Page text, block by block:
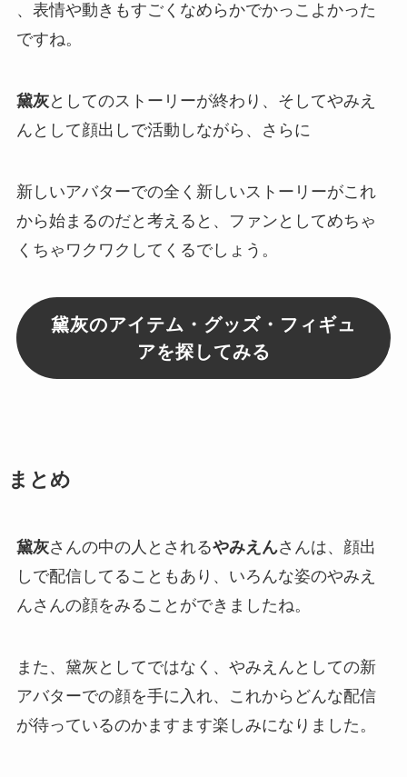
、表情や動きもすごくなめらかでかっこよかった
ですね。
黛灰としてのストーリーが終わり、そしてやみえ
んとして顔出しで活動 しながら、さらに
新しいアバターでの全く新しいストーリーがこれ
から始まるのだと考えると、ファンとしてめちゃ
くちゃワクワクしてくるでしょう。
黛灰のアイテム・グッズ・フィギュ
アを探してみる
まとめ
黛灰さんの中の人とされるやみえんさんは、 顔出
しで配信してることもあり、いろんな姿のやみえ
んさんの顔をみることができましたね。
また、黛灰としてではなく、やみえんとしての新
アバターでの顔を手に入れ、これからどんな配信
が待っているのかますます楽しみになりました。